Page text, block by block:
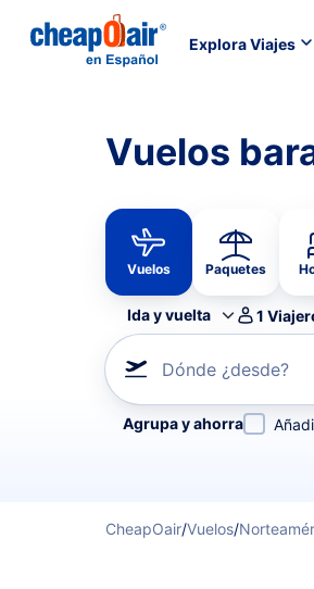
Explora Viajes
Vuelos
Vuelos Paquetes
Ida y vuelta 1
Dónde ¿desde?
Refina tu búsqueda por
Agrupa y ahorra
CheapOair/Vuelos/